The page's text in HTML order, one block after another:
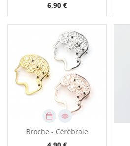
6,90 €
Broche - Cérébrale